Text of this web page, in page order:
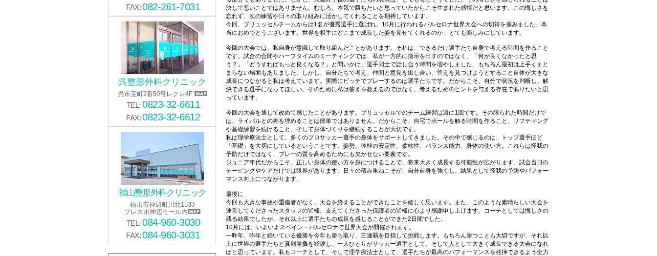
決して悪いことではありません。むしろ、本気で勝ちたいと思っていたからこそ生まれた感情だと思います。この悔しさを
忘れず、次の練習や日々の取り組みに活かしてくれることを期待しています。
今回、ブリュッセルチームからは1名が優秀選手に選ばれ、10月に行われるバルセロナ世界大会への切符を掴みました。本
当におめでとうございます。世界を相手にどこまで成長した姿を見せてくれるのか、とても楽しみにしています。
今回の大会では、私自身が意識して取り組んだことがあります。それは、できるだけ選手たち自身で考える時間を作ること
です。試合の合間やハーフタイムのミーティングでは、私が一方的に指示を出すのではなく、「何が良くなかったと思
う？」「どうすればもっと良くなる？」と問いかけ、選手同士で話し合う時間を増やしました。もちろん最初は上手くまと
まらない場面もありました。しかし、自分たちで考え、仲間と意見を出し合い、答えを見つけようとすること自体が大きな
成長につながると私は考えています。実際にピッチでプレーするのは選手たちです。だからこそ、自分で状況を判断し、解
決できる選手になってほしい。そのために私は答えを教えるのではなく、考えるためのヒントを与える存在でありたいと思
っています。
今回の大会を通して改めて感じたことがあります。ブリュッセルでのチーム練習は週に1回です。その限られた時間だけで
は、ライバルとの差を埋めることは簡単ではありません。だからこそ、自宅でボールを触る時間を作ること、リフティング
や基礎練習を続けること、そして身体づくりを継続することが大切です。
私は理学療法士として、多くのプロサッカー選手の身体をサポートしてきました。その中で感じるのは、トップ選手ほど
「基礎」を大切にしているということです。姿勢、体幹の安定性、柔軟性、バランス能力、身体の使い方。これらは怪我の
予防だけではなく、プレーの質を高めるためにも欠かせない要素です。
ジュニア年代だからこそ、正しい身体の使い方を身につけることで、将来大きく成長する可能性が広がります。試合当日の
テーピングやケアだけでは限界があります。日々の積み重ねこそが、自分自身を強くし、結果として怪我の予防やパフォー
マンス向上につながります。
最後に
今回も大きな事故や重傷者がなく、大会を終えることができたことを嬉しく思います。また、このような素晴らしい大会を
運営してくださったスタッフの皆様、支えてくださった保護者の皆様に心より感謝申し上げます。コーチとしては悔しさの
残る結果でしたが、それ以上に選手たちの成長を感じることができた2日間でした。
10月には、いよいよスペイン・バルセロナで世界大会が開催されます。
一昨年、昨年と続いている優勝を今年も勝ち取り、三連覇を目指して挑戦します。もちろん勝つことも大切ですが、それ以
上に世界の選手たちと真剣勝負を経験し、一人ひとりがサッカー選手として、そして人として大きく成長できる大会になれ
ばと思っています。私もコーチとして、そして理学療法士として、選手たちが最高のパフォーマンスを発揮できるよう全力
FAX:082-261-7031
呉整形外科クリニック
呉市宝町2番50号レクレ4F
TEL: 0823-32-6611
FAX:0823-32-6612
福山整形外科クリニック
福山市神辺町川北1533
フレスポ神辺モール内
TEL: 084-960-3030
FAX:084-960-3031